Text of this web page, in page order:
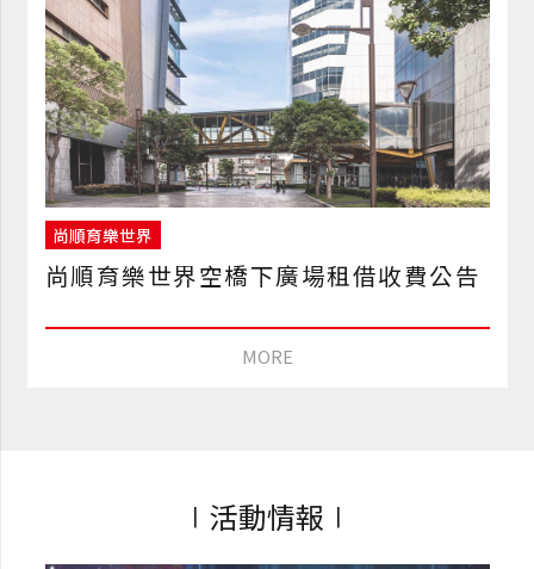
尚順育樂世界
尚順育樂世界空橋下廣場租借收費公告
MORE
∣活動情報∣